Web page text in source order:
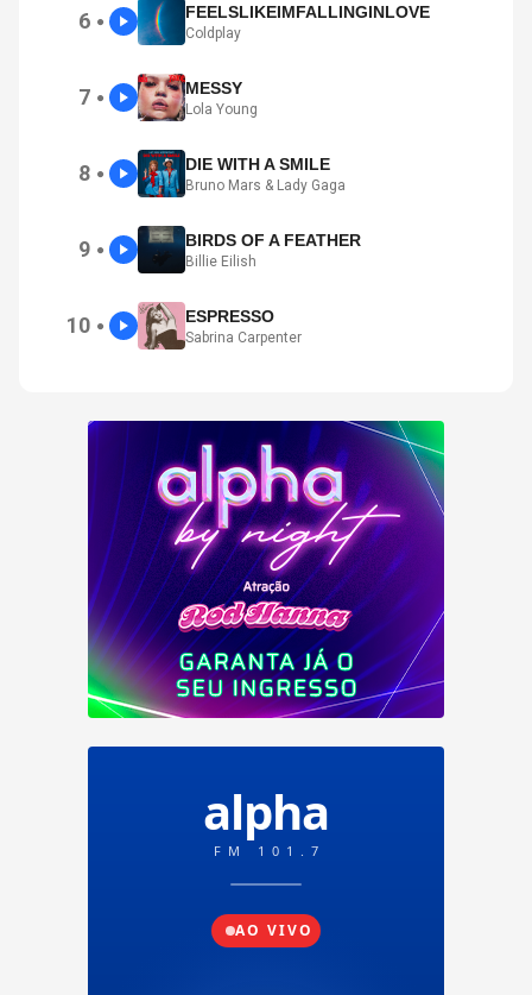
6 ● FEELSLIKEIMFALLINGINLOVE
Coldplay
7 ● MESSY
Lola Young
8 ● DIE WITH A SMILE
Bruno Mars & Lady Gaga
9 ● BIRDS OF A FEATHER
Billie Eilish
10 ● ESPRESSO
Sabrina Carpenter